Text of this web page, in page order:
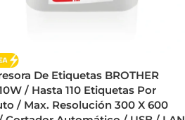
De Etiquetas BROTHER
/ Hasta 110 Etiquetas Por
/ Max. Resolución 300 X 600